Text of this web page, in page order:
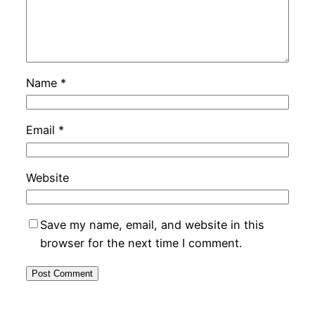
Name *
Email *
Website
Save my name, email, and website in this
browser for the next time I comment.